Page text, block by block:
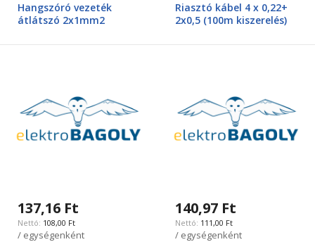
Hangszóró vezeték
átlátszó 2x1mm2
Riasztó kábel 4 x 0,22+
2x0,5 (100m kiszerelés)
137,16 Ft
108,00 Ft
/ egységenként
140,97 Ft
111,00 Ft
/ egységenként